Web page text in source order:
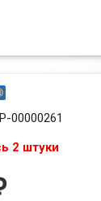
00000261
2 штуки